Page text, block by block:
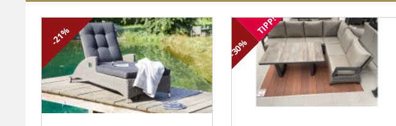
-21%
-30%
TIPP!